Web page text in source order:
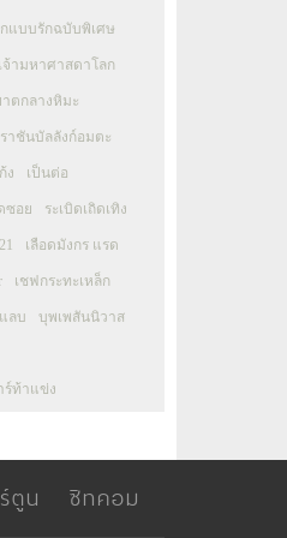
แบบรักฉบับพิเศษ
จ้ามหาศาสดาโลก
ตกลางหิมะ
าชันบัลลังก์อมตะ
ง เป็นต่อ
ซอย ระเบิดเถิดเทิง
เลือดมังกร แรด
เชฟกระทะเหล็ก
ลบ บุพเพสันนิวาส
ร์ท้าแข่ง
ตูน ซิทคอม